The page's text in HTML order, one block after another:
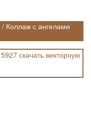
/ Коллаж с ангелами